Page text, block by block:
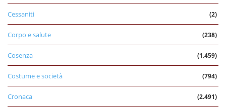
Cessaniti (2)
Corpo e salute (238)
Cosenza (1.459)
Costume e società (794)
Cronaca (2.491)